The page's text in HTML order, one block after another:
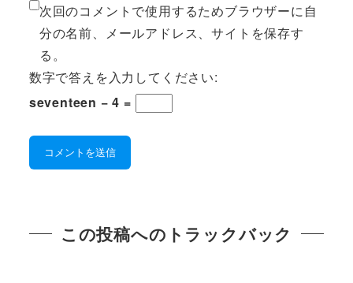
次回のコメントで使用するためブラウザーに自
分の名前、メールアドレス、サイトを保存す
る。
数字で答えを入力してください:
seventeen − 4 =
この投稿へのトラックバック